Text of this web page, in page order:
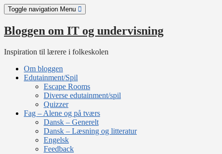
Skip
to
content
Toggle navigation Menu
Bloggen om IT og undervisning
Inspiration til lærere i folkeskolen
Om bloggen
Edutainment/Spil
Escape Rooms
Diverse edutainment/spil
Quizzer
Fag – Alene og på tværs
Dansk – Generelt
Dansk – Læsning og litteratur
Engelsk
Feedback